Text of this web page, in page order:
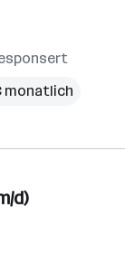
monatlich
d)